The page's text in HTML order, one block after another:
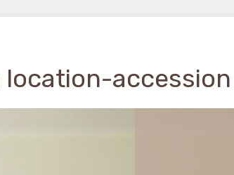
location-accession